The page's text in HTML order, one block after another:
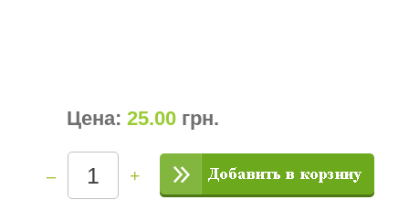
Цена: 25.00 грн.
– +